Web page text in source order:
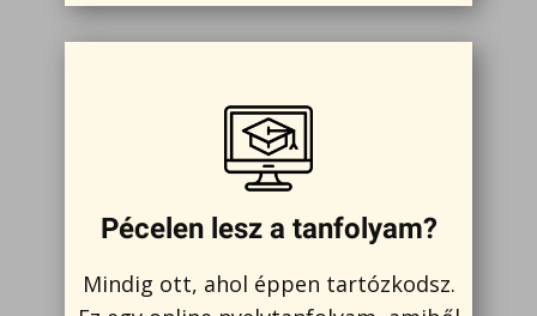
Pécelen lesz a tanfolyam?
Mindig ott, ahol éppen tartózkodsz.